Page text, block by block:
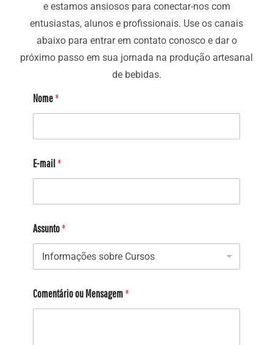
e estamos ansiosos para conectar-nos com
entusiastas, alunos e profissionais. Use os canais
abaixo para entrar em contato conosco e dar o
próximo passo em sua jornada na produção artesanal
de bebidas.
Nome*
E-mail *
Assunto*
Comentário ou Mensagem*